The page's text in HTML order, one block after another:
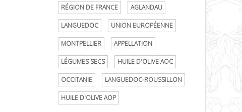
RÉGION DE FRANCE AGLANDAU
LANGUEDOC UNION EUROPÉENNE
MONTPELLIER APPELLATION
LÉGUMES SECS HUILE D'OLIVE AOC
OCCITANIE LANGUEDOC-ROUSSILLON
HUILE D'OLIVE AOP